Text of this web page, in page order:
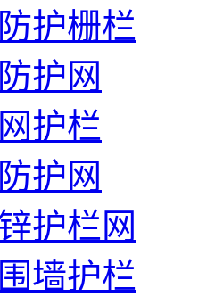
护栅栏
护网
护栏
护网
护栏网
墙护栏